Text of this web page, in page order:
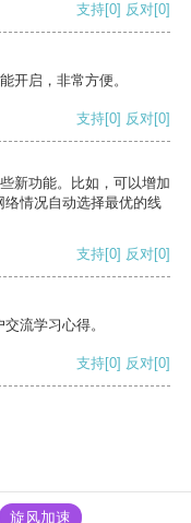
支持[0] 反对[0]
开启，非常方便。
支持[0] 反对[0]
新功能。比如，可以增加
情况自动选择最优的线
支持[0] 反对[0]
流学习心得。
支持[0] 反对[0]
旋风加速